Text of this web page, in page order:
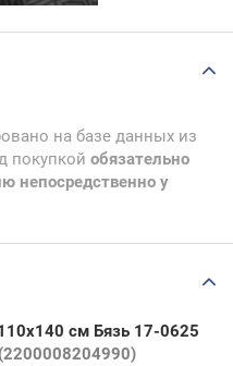
на базе данных из
покупкой обязательно
непосредственно у
см Бязь 17-0625
(2200008204990)